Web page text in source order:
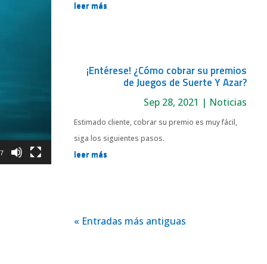
leer más
¡Entérese! ¿Cómo cobrar su premios
de Juegos de Suerte Y Azar?
Sep 28, 2021 | Noticias
Estimado cliente, cobrar su premio es muy fácil,
siga los siguientes pasos.
leer más
« Entradas más antiguas